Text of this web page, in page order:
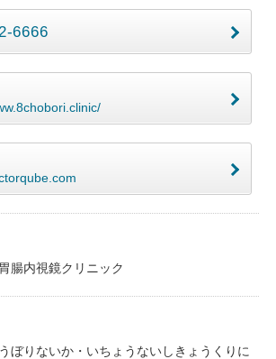
6666
腸内視鏡クリニック
ぼりないか・いちょうないしきょうくりに